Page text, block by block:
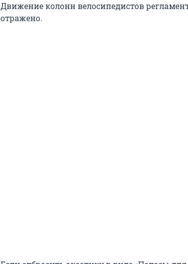
Движение колонн велосипедистов
отражено.